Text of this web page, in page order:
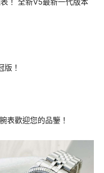
版！
表歡迎您的品鑒！